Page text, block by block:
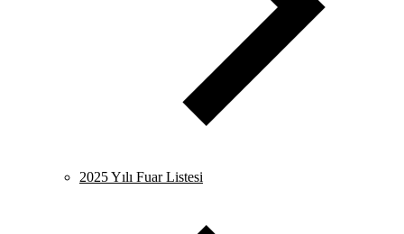
2025 Yılı Fuar Listesi